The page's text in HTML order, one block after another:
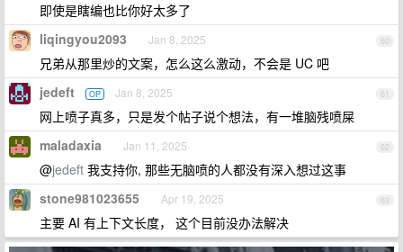
即使是瞎编也比你好太多了
60
liqingyou2093 Jan 8, 2025
兄弟从那里炒的文案，怎么这么激动，不会是 UC 吧
61
jedeft OP Jan 8, 2025
网上喷子真多，只是发个帖子说个想法，有一堆脑残喷屎
62
maladaxia Jan 11, 2025
@jedeft 我支持你, 那些无脑喷的人都没有深入想过这事
63
stone981023655 Apr 19, 2025
主要 AI 有上下文长度， 这个目前没办法解决